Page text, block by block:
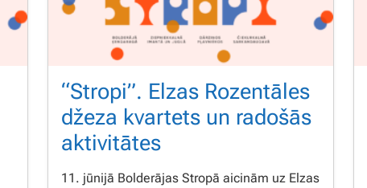
“Stropi”. Elzas Rozentāles
džeza kvartets un radošās
aktivitātes
11. jūnijā Bolderājas Stropā aicinām uz Elzas